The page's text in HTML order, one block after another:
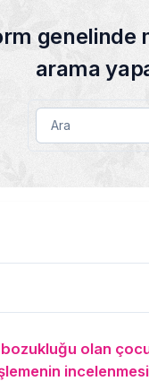
genelinde
arama
olan
incelenmesi